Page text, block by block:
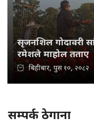
सृजनशिल गोदावरी
रमेशले माहोल तताए
बिहीबार, पुस १०, २०८२
सम्पर्क ठेगाना